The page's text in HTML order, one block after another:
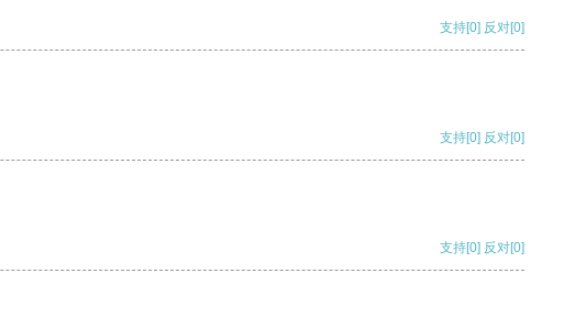
支持[0] 反对[0]
支持[0] 反对[0]
支持[0] 反对[0]